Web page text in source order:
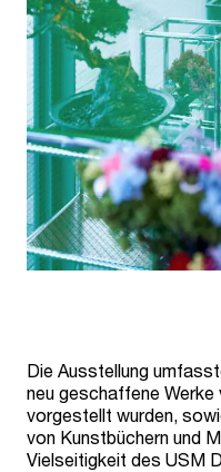
Die Ausstellung
neu geschaffene Werke
vorgestellt wurden,
von Kunstbüchern und
Vielseitigkeit des USM